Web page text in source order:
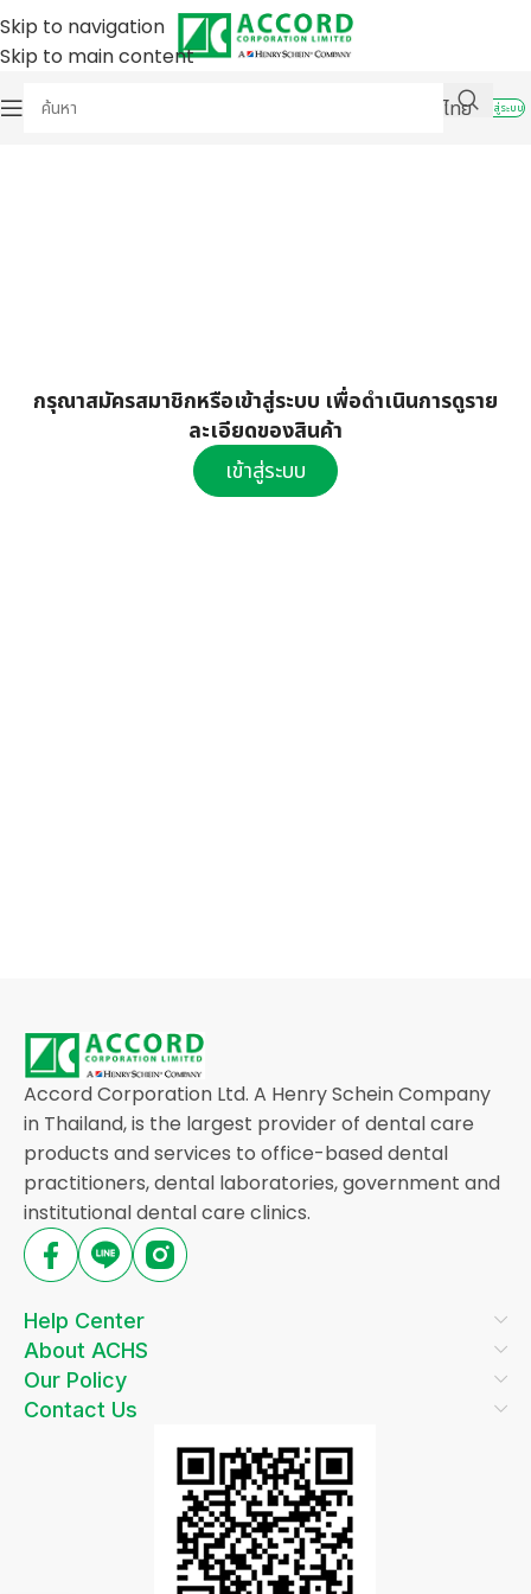
Skip to navigation
Skip to main content
ไทย
เข้าสู่ระบบ
กรุณาสมัครสมาชิกหรือเข้าสู่ระบบ เพื่อดำเนินการดูราย
ละเอียดของสินค้า
เข้าสู่ระบบ
Accord Corporation Ltd. A Henry Schein Company
in Thailand, is the largest provider of dental care
products and services to office-based dental
practitioners, dental laboratories, government and
institutional dental care clinics.
Help Center
About ACHS
Our Policy
Contact Us